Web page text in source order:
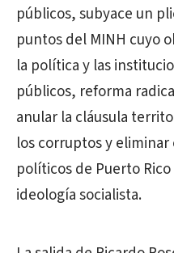
públicos, subyace un
puntos del MINH cuyo
la política y las
públicos, reforma
anular la cláusula
los corruptos y
políticos de Puerto
ideología socialista.